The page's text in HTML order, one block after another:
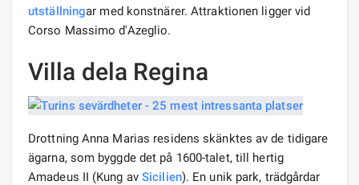
utställningar med konstnärer. Attraktionen ligger vid
Corso Massimo d'Azeglio.
Villa dela Regina
Drottning Anna Marias residens skänktes av de tidigare
ägarna, som byggde det på 1600-talet, till hertig
Amadeus II (Kung av Sicilien). En unik park, trädgårdar